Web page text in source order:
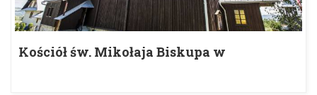
Kościół św. Mikołaja Biskupa w